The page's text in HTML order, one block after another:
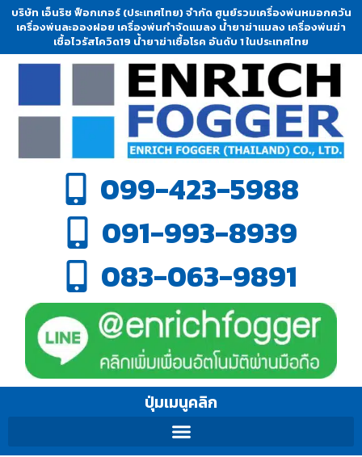
บริษัท เอ็นริช ฟ็อกเกอร์ (ประเทศไทย) จำกัด ศูนย์รวมเครื่องพ่นหมอกควัน
เครื่องพ่นละอองฝอย เครื่องพ่นกำจัดแมลง น้ำยาฆ่าแมลง เครื่องพ่นฆ่า
เชื้อไวรัสโควิด19 น้ำยาฆ่าเชื้อโรค อันดับ 1 ในประเทศไทย
099-423-5988
091-993-8939
083-063-9891
ปุ่มเมนูคลิก